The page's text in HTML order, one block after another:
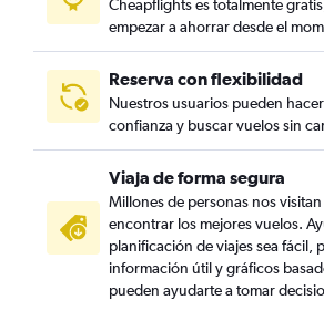
Cheapflights es totalmente
empezar a ahorrar desde el
Reserva con flexibilidad
Nuestros usuarios pueden
confianza y buscar vuelos sin
Viaja de forma segura
Millones de personas nos
encontrar los mejores vuelos.
planificación de viajes sea fácil,
información útil y gráficos
pueden ayudarte a tomar